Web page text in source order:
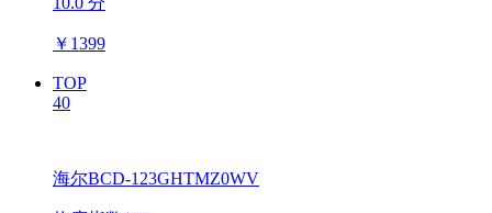
￥ 1399
TOP
40
海尔BCD-123GHTMZ0WV